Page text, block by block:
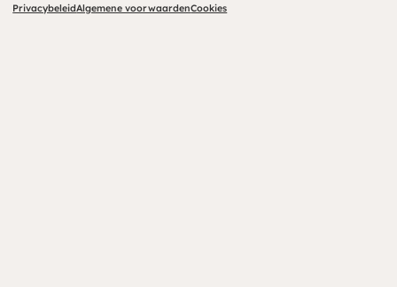
PrivacybeleidAlgemene voorwaardenCookies